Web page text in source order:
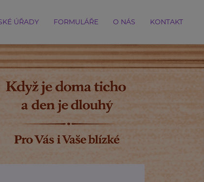
ÚŘADY FORMULÁŘE O NÁS KONTAKT